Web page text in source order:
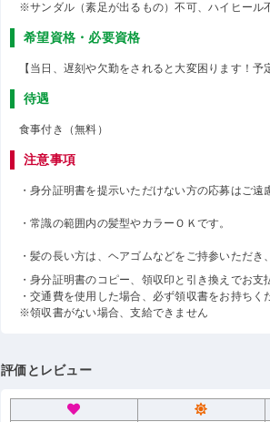
※サンダル（素足が出るもの）不可、ハイヒール
希望資格・必要資格
【当日、遅刻や欠勤をされると大変困ります！
待遇
食事付き（無料）
注意事項
・身分証明書を提示いただけない方の応募はご遠
・常識の範囲内の髪型やカラーＯＫです。
・髪の長い方は、ヘアゴムなどをご持参いただき
・身分証明書のコピー、領収印と引き換えでお支
・交通費を使用した場合、必ず領収書をお持ちく
※領収書がない場合、支給できません
評価とレビュー